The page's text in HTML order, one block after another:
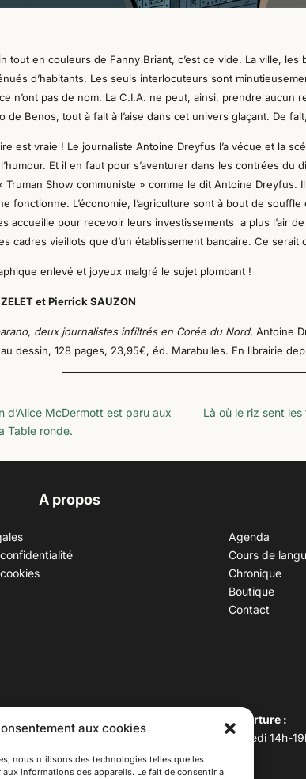
aux cookies
nous utilisons des technologies telles que les
informations des appareils. Le fait de consentir à
tout en couleurs de Fanny Briant, c’est ce vide. La ville,
d’habitants. Les seuls interlocuteurs sont
n’ont pas de nom. La C.I.A. ne peut, ainsi, prendre aucun
de Benos, tout à fait à l’aise dans cet univers glaçant. De
est vraie ! Le journaliste Antoine Dreyfus l’a vécue et la
Et il en faut pour s’aventurer dans les contrées
Truman Show communiste » comme le dit Antoine
fonctionne. L’économie, l’agriculture sont à bout de
accueille pour recevoir leurs investissements a plus l’air
cadres vieillots que d’un établissement bancaire. Ce serait
enlevé et joyeux malgré le sujet plombant !
et Pierrick SAUZON
deux journalistes infiltrés en Corée du Nord, Antoine
dessin, 128 pages, 23,95€, éd. Marabulles. En librairie
d’Alice McDermott est paru aux
Table ronde.
Là où le riz sent
A propos
Agenda
Cours de
Chronique
Boutique
Contact
: 62 rue St
Lyon)
du métro D Monplaisir
Horaires d’ouverture :
Du mardi au vendredi 14h-
Samedi 10h –17h
Fermeture lundi